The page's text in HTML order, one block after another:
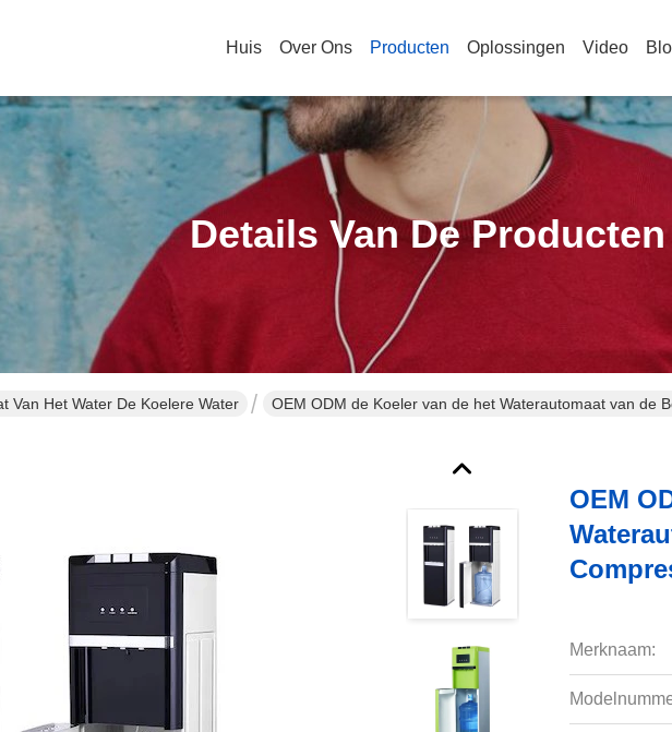
Huis Over Ons Producten Oplossingen Video
Details Van De Producten
Van Het Water De Koelere Water OEM ODM de Koeler van de het Waterautomaat van de
OEM
Merknaam: